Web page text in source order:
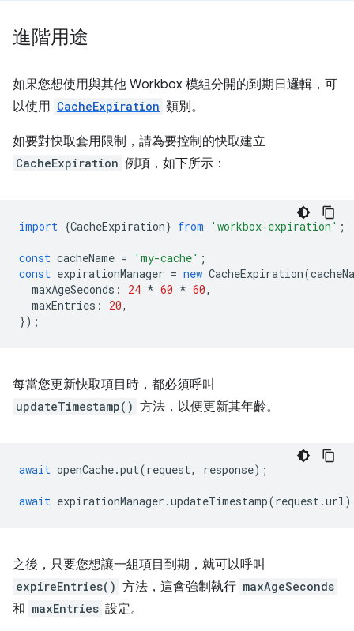
進階用途
如果您想使用與其他 Workbox 模組分開的到期日邏輯，可
以使用 CacheExpiration 類別。
如要對快取套用限制，請為要控制的快取建立
CacheExpiration 例項，如下所示：
import {CacheExpiration} from 'workbox-expiration' ;
const cacheName = 'my-cache' ;
const expirationManager = new CacheExpiration(
maxAgeSeconds : 24 * 60 * 60,
maxEntries : 20,
});
每當您更新快取項目時，都必須呼叫
updateTimestamp() 方法，以便更新其年齡。
await openCache.put(request, response);
await expirationManager .updateTimestamp(request.url
之後，只要您想讓一組項目到期，就可以呼叫
expireEntries() 方法，這會強制執行 maxAgeSeconds
和 maxEntries 設定。